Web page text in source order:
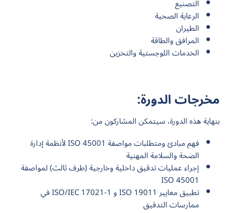
التصنيع
الرعاية الصحية
الطيران
المرافق والطاقة
الخدمات اللوجستية والتخزين
مخرجات الدورة:
بنهاية هذه الدورة، سيتمكن المشاركون من:
فهم مبادئ ومتطلبات مواصفة ISO 45001 لأنظمة إدارة
الصحة والسلامة المهنية
إجراء عمليات تدقيق داخلية وخارجية (طرف ثالث) لمواصفة
ISO 45001
تطبيق معايير ISO 19011 و ISO/IEC 17021-1 في
ممارسات التدقيق